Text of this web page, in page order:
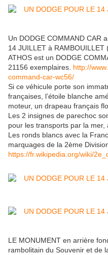
Un DODGE COMMAND CAR
14 JUILLET à RAMBOUILLET
ATHOS est un DODGE
21156 exemplaires. http://
command-car-wc56/
Si ce véhicule porte son
françaises, l’étoile blanche
moteur, un drapeau français
Les 2 insignes de parechoc
pour les transports par la mer,
Les ronds blancs avec la
marquages de la 2ème
https://fr.wikipedia.org/wiki/
LE MONUMENT en arrière
rambolitain du Souvenir et de